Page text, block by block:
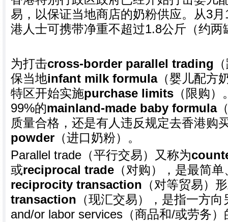
易，以保证当地商店的奶粉供应。从3
港人士可携带净重不超过1.8公斤（约
为打击cross-border parallel trading
保当地infant milk formula（婴儿配方
特区开始实施purchase limits （限购
99%的mainland-made baby formula
质量合格，还是有人违反规定去香港购
powder （进口奶粉）。
Parallel trade（平行交易）又称为
或reciprocal trade （对购），是最简
reciprocity transaction （对等贸易）
transaction （现汇交易），是指一方
and/or labor services（商品和/或劳务